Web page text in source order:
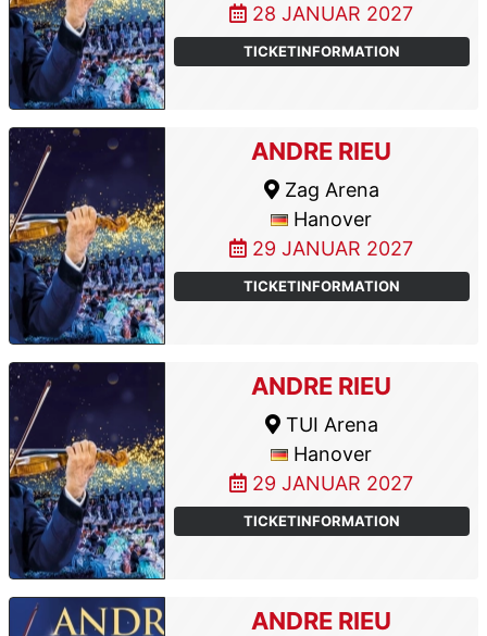
28 JANUAR 2027
TICKETINFORMATION
ANDRE RIEU
Zag Arena
Hanover
29 JANUAR 2027
TICKETINFORMATION
ANDRE RIEU
TUI Arena
Hanover
29 JANUAR 2027
TICKETINFORMATION
ANDRE RIEU